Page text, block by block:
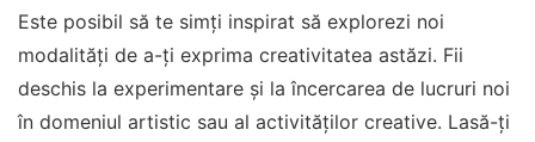
Este posibil să te simți inspirat să explorezi noi
modalități de a-ți exprima creativitatea astăzi. Fii
deschis la experimentare și la încercarea de lucruri noi
în domeniul artistic sau al activităților creative. Lasă-ți